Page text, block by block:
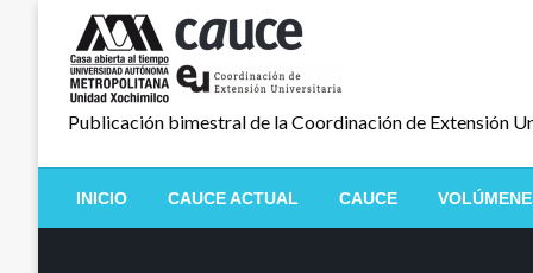
contenido
Publicación bimestral de la Coordinación de Extensión
INICIO CAUCE ACTUAL CAUCE